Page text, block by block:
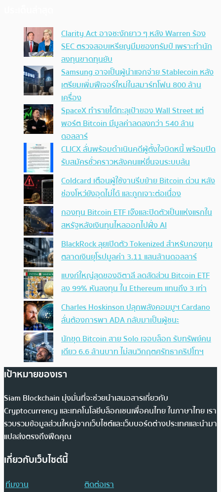
Clarity Act อาจชะงักยาว ๆ หลัง Warren ร้อง
SEC ตรวจสอบเหรียญมีมของทรัมป์ เพราะทำนัก
ลงทุนขาดทุนยับ
Samsung อาจเป็นผู้นำแจกจ่าย Stablecoin หลัง
เตรียมเพิ่มฟีเจอร์ใหม่ในสมาร์ทโฟน 800 ล้าน
เครื่อง
SpaceX ทำรายได้ทะลุเป้าของ Wall Street แต่
พอร์ต Bitcoin มีมูลค่าลดลงกว่า 540 ล้าน
ดอลลาร์
CLICX ลั่นพร้อมดำเนินคดีผู้ตั้งใจบิดหนี้ พร้อมปิด
รับสมัครชั่วคราวหลังคนแห่ยื่นจนระบบล้น
Coldcard เตือนผู้ใช้งานรีบย้าย Bitcoin ด่วน หลัง
ช่องโหว่ยังอุดไม่ได้ และถูกเจาะต่อเนื่อง
กองทุน Bitcoin ETF เจ๊งและปิดตัวเป็นแห่งแรกใน
สหรัฐหลังเงินทุนไหลออกไปฝั่ง AI
BlackRock ลุยเปิดตัว Tokenized สำหรับกองทุน
ตลาดเงินยุโรปมูลค่า 3.11 แสนล้านดอลลาร์
แบงก์ใหญ่สุดของอิตาลี ลดสัดส่วน Bitcoin ETF
ลง 99% หันลงทุน ใน Ethereum แทนถึง 3 เท่า
Charles Hoskinson ปลุกพลังคอมมูฯ Cardano
ลั่นต้องการพา ADA กลับมาเป็นผู้ชนะ
นักขุด Bitcoin สาย Solo เจอบล็อก รับทรัพย์คน
เดียว 6.6 ล้านบาท ไม่สนวิกฤตศรัทธาคริปโทฯ
เป้าหมายของเรา
Siam Blockchain มุ่งมั่นที่จะช่วยนำเสนอสารเกี่ยวกับ
Cryptocurrency และเทคโนโลยีบล็อกเชนเพื่อคนไทย ในภาษาไทย เรา
รวบรวมข้อมูลส่วนใหญ่จากเว็บไซต์และเว็บบอร์ดต่างประเทศและนำมา
แปลส่งตรงถึงฟีดคุณ
เกี่ยวกับเว็บไซต์นี้
ทีมงาน
ติดต่อเรา